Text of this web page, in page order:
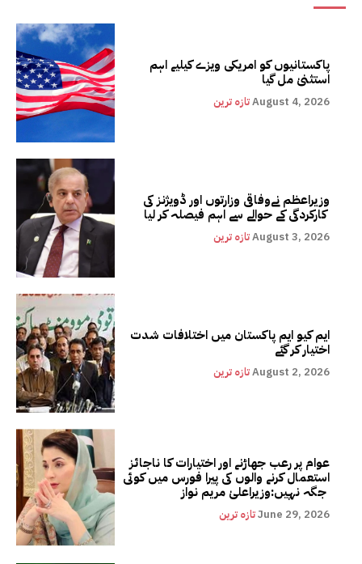
پاکستانیوں کو امریکی ویزے کیلیے اہم
استثنیٰ مل گیا
تازہ ترینAugust 4, 2026
وزیراعظم نےوفاقی وزارتوں اور ڈویژنز کی
کارکردگی کے حوالے سے اہم فیصلہ کر لیا
تازہ ترینAugust 3, 2026
ایم کیو ایم پاکستان میں اختلافات شدت
اختیار کر گئے
تازہ ترینAugust 2, 2026
عوام پر رعب جھاڑنے اور اختیارات کا ناجائز
استعمال کرنے والوں کی پیرا فورس میں کوئی
تازہ ترینJune 29, 2026